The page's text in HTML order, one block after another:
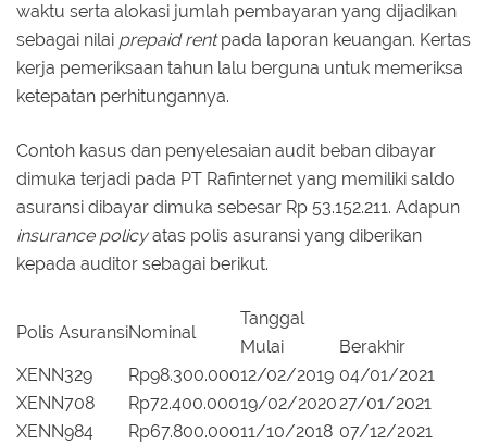
waktu serta alokasi jumlah pembayaran yang dijadikan
sebagai nilai prepaid rentpada laporan keuangan. Kertas
kerja pemeriksaan tahun lalu berguna untuk memeriksa
ketepatan perhitungannya.
Contoh kasus dan penyelesaian audit beban dibayar
dimuka terjadi pada PT Rafinternet yang memiliki saldo
asuransi dibayar dimuka sebesar Rp 53.152.211. Adapun
insurance policyatas polis asuransi yang diberikan
kepada auditor sebagai berikut.
Polis AsuransiNominal
Tanggal
Mulai
Berakhir
XENN329
Rp98.300.00012/02/2019 04/01/2021
XENN708
Rp72.400.00019/02/202027/01/2021
XENN984
Rp67.800.00011/10/2018 07/12/2021